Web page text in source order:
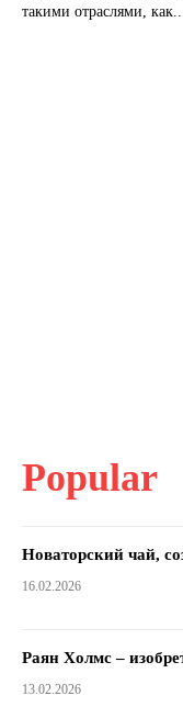
такими отраслями, как...
Popular
Новаторский чай,
16.02.2026
Раян Холмс –
13.02.2026